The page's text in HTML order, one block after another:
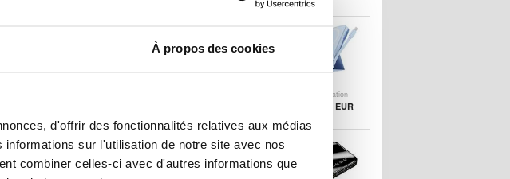
À propos des cookies
d'offrir des fonctionnalités relatives aux médias
sur l'utilisation de notre site avec nos
combiner celles-ci avec d'autres informations que
EN DIRECT
d'alimentation
29,50 EUR